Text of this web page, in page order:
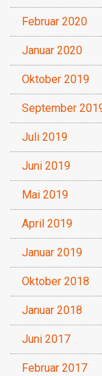
Februar 2020
Januar 2020
Oktober 2019
September
Juli 2019
Juni 2019
Mai 2019
April 2019
Januar 2019
Oktober 2018
Januar 2018
Juni 2017
Februar 2017